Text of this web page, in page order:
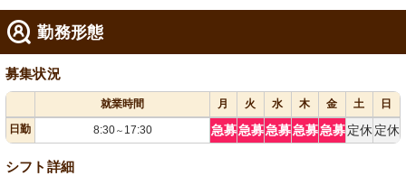
勤務形態
募集状況
就業時間 月 火 水 木 金 土
日
日勤
8:30～ 17:30 急募急募急募急募急募 定休 定休
シフト詳細